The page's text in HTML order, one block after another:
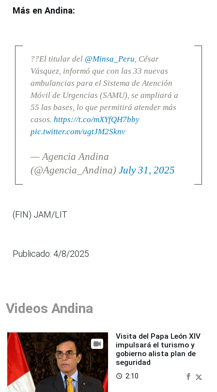
Más en Andina:
??El titular del @Minsa_Peru, César
Vásquez, informó que con las 33 nuevas
ambulancias para el Sistema de Atención
Móvil de Urgencias (SAMU), se ampliará a
55 las bases, lo que permitirá atender más
casos. https://t.co/mXYfQH7bby
pic.twitter.com/ugtJM2Sknv
— Agencia Andina
(@Agencia_Andina) July 31, 2025
(FIN) JAM/LIT
Publicado: 4/8/2025
Videos Andina
Visita del Papa León XIV
impulsará el turismo y
gobierno alista plan de
seguridad
access_time 2:10